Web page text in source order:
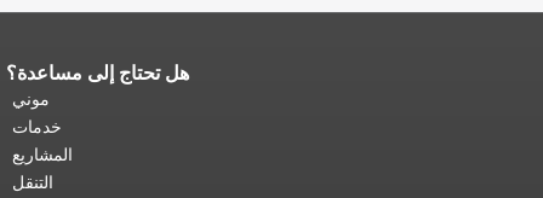
هل تحتاج إلى مساعدة؟
موني
خدمات
المشاريع
التنقل